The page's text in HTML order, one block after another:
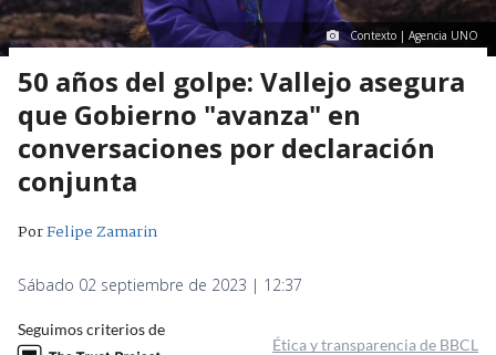
Contexto | Agencia UNO
50 años del golpe: Vallejo asegura
que Gobierno "avanza" en
conversaciones por declaración
conjunta
PorFelipe Zamarin
Sábado 02 septiembre de 2023 | 12:37
Seguimos criterios de
Ética y transparencia de BBCL